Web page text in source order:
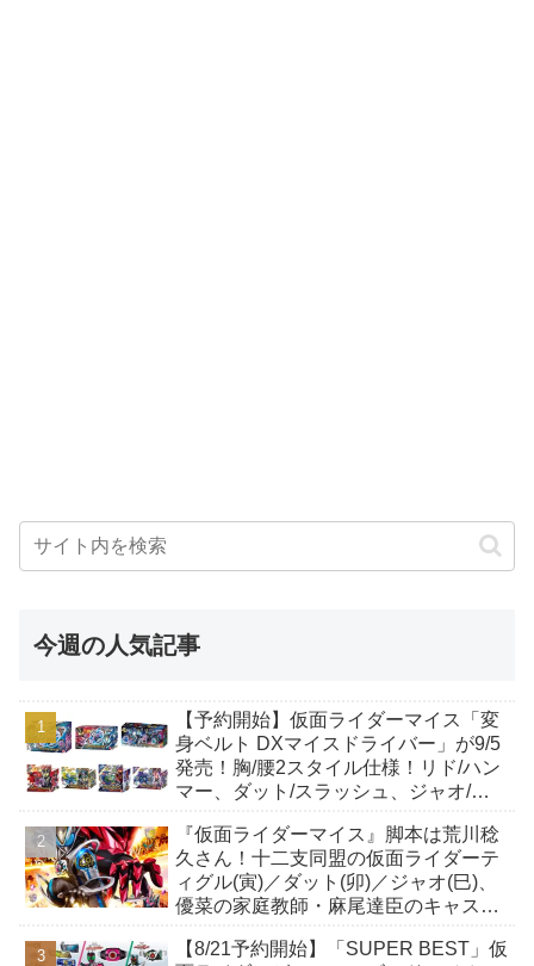
今週の人気記事
【予約開始】仮面ライダーマイス「変
身ベルト DXマイスドライバー」が9/5
発売！胸/腰2スタイル仕様！リド/ハン
マー、ダット/スラッシュ、ジャオ/バ
も！
『仮面ライダーマイス』脚本は荒川稔
久さん！十二支同盟の仮面ライダーテ
ィグル(寅)／ダット(卯)／ジャオ(巳)、
優菜の家庭教師・麻尾達臣のキャスト
んも変身！
【8/21予約開始】「SUPER BEST」仮